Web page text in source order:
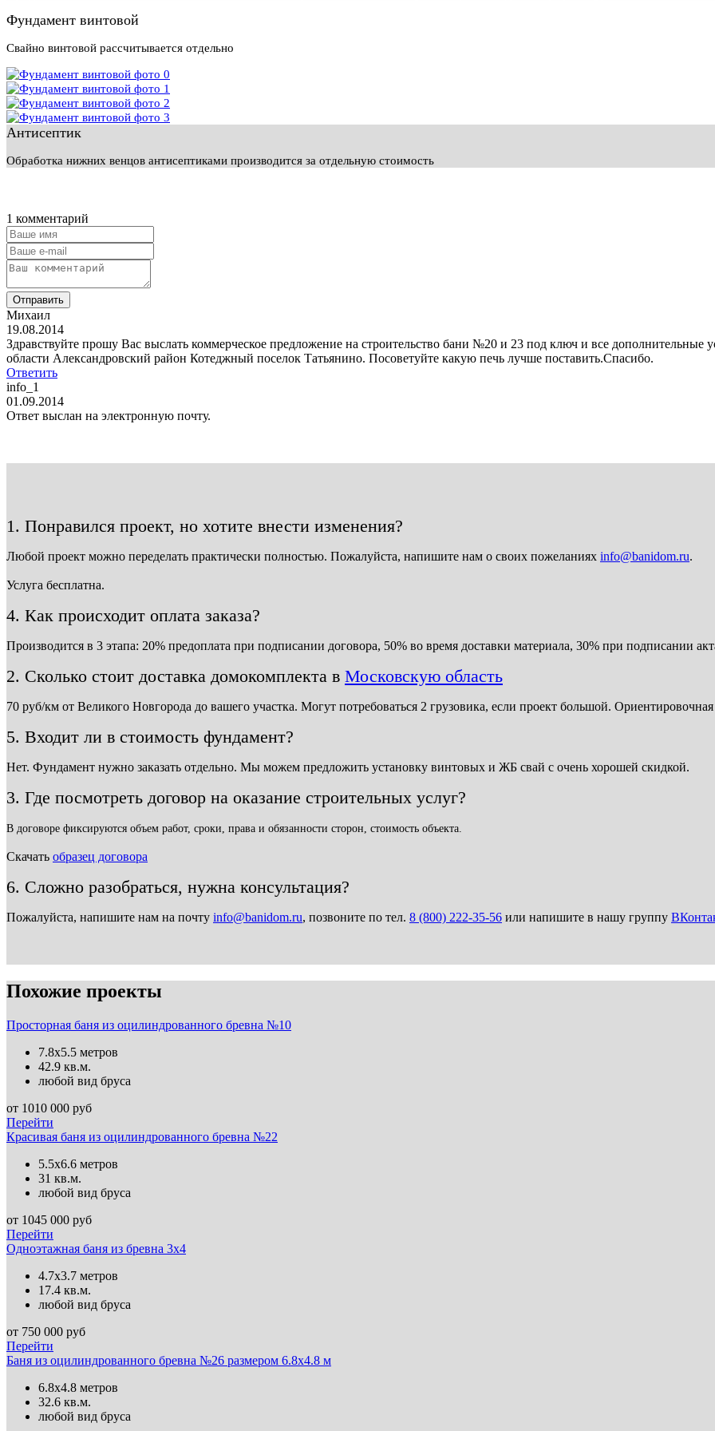
Фундамент винтовой
Свайно винтовой рассчитывается отдельно
Антисептик
Обработка нижних венцов антисептиками производится за отдельную стоимость
1 комментарий
Отправить
Mихаил
19.08.2014
Здравствуйте прошу Вас выслать коммерческое предложение на строительство бани №20 и 23 под ключ и все дополнительные
области Александровский район Котеджный поселок Татьянино. Посоветуйте какую печь лучше поставить.Спасибо.
Ответить
info_1
01.09.2014
Ответ выслан на электронную почту.
1. Понравился проект, но хотите внести изменения?
Любой проект можно переделать практически полностью. Пожалуйста, напишите нам о своих пожеланиях info@banidom.ru.
Услуга бесплатна.
4. Как происходит оплата заказа?
Производится в 3 этапа: 20% предоплата при подписании договора, 50% во время доставки материала, 30% при подписании
2. Сколько стоит доставка домокомплекта в Московскую область
70 руб/км от Великого Новгорода до вашего участка. Могут потребоваться 2 грузовика, если проект большой.
5. Входит ли в стоимость фундамент?
Нет. Фундамент нужно заказать отдельно. Мы можем предложить установку винтовых и ЖБ свай с очень хорошей скидкой.
3. Где посмотреть договор на оказание строительных услуг?
В договоре фиксируются объем работ, сроки, права и обязанности сторон, стоимость объекта.
Скачать образец договора
6. Сложно разобраться, нужна консультация?
Пожалуйста, напишите нам на почту info@banidom.ru, позвоните по тел. 8 (800) 222-35-56 или напишите в нашу группу
Похожие проекты
Просторная баня из оцилиндрованного бревна №10
7.8х5.5 метров
42.9 кв.м.
любой вид бруса
от 1010 000 руб
Перейти
Красивая баня из оцилиндрованного бревна №22
5.5х6.6 метров
31 кв.м.
любой вид бруса
от 1045 000 руб
Перейти
Одноэтажная баня из бревна 3х4
4.7х3.7 метров
17.4 кв.м.
любой вид бруса
от 750 000 руб
Перейти
Баня из оцилиндрованного бревна №26 размером 6.8х4.8 м
6.8х4.8 метров
32.6 кв.м.
любой вид бруса